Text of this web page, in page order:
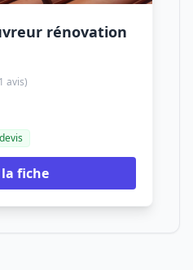
rénovation
avis)
devis
fiche